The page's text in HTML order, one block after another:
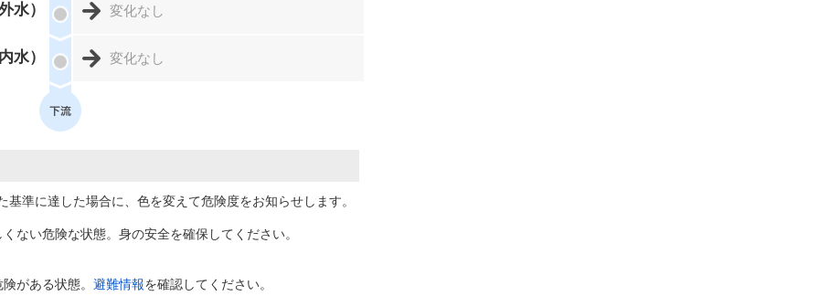
水） 変化なし
水） 変化なし
準に達した場合に、色を変えて危険度をお知らせします。
ない危険な状態。身の安全を確保してください。
がある状態。 避難情報を確認してください。